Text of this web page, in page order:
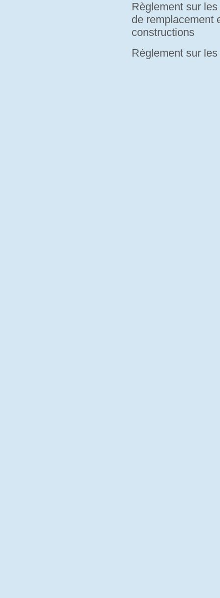
Règlement sur les
de remplacement
constructions
Règlement sur les